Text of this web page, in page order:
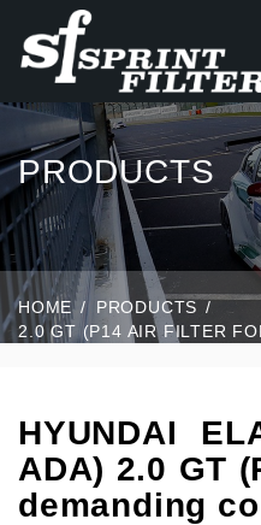
PRODUCTS
HOME
PRODUCTS
2.0 GT (P14 AIR FILTER
HYUNDAI
ADA) 2.0 GT
demanding